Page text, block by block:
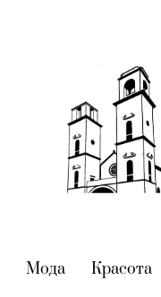
(current)
Мода(current)
Красота